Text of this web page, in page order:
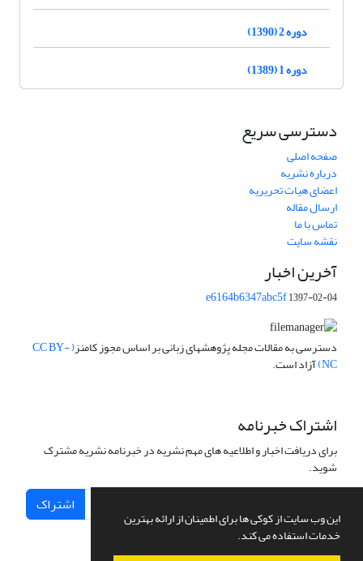
این وب سایت از کوکی ها برای اطمینان از ارائه بهترین
خدمات استفاده می کند.
دوره 2 (1390)
دوره 1 (1389)
دسترسی سریع
صفحه اصلی
درباره نشریه
اعضای هیات تحریریه
ارسال مقاله
تماس با ما
نقشه سایت
آخرین اخبار
e6164b6347abc5f1397-02-04
دسترسی به مقالات مجله پژوهشهای زبانی بر اساس مجوز کامنز ( CC BY-
NC) آزاد است.
اشتراک خبرنامه
برای دریافت اخبار و اطلاعیه های مهم نشریه در خبرنامه نشریه مشترک
شوید.
اشتراک